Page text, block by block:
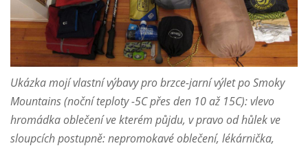
Ukázka mojí vlastní výbavy pro brzce-jarní výlet po Smoky
Mountains (noční teploty -5C přes den 10 až 15C): vlevo
hromádka oblečení ve kterém půjdu, v pravo od hůlek ve
sloupcích postupně: nepromokavé oblečení, lékárnička,